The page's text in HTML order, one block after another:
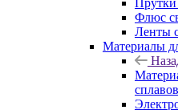
Флюс
Ленты
Материалы
сплавов